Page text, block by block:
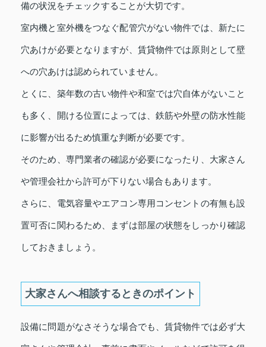
備の状況をチェックすることが大切です。
室内機と室外機をつなぐ配管穴がない物件では、新たに
穴あけが必要となりますが、賃貸物件では原則として壁
への穴あけは認められていません。
とくに、築年数の古い物件や和室では穴自体がないこと
も多く、開ける位置によっては、鉄筋や外壁の防水性能
に影響が出るため慎重な判断が必要です。
そのため、専門業者の確認が必要になったり、大家さん
や管理会社から許可が下りない場合もあります。
さらに、電気容量やエアコン専用コンセントの有無も設
置可否に関わるため、まずは部屋の状態をしっかり確認
しておきましょう。
大家さんへ相談するときのポイント
設備に問題がなさそうな場合でも、賃貸物件では必ず大